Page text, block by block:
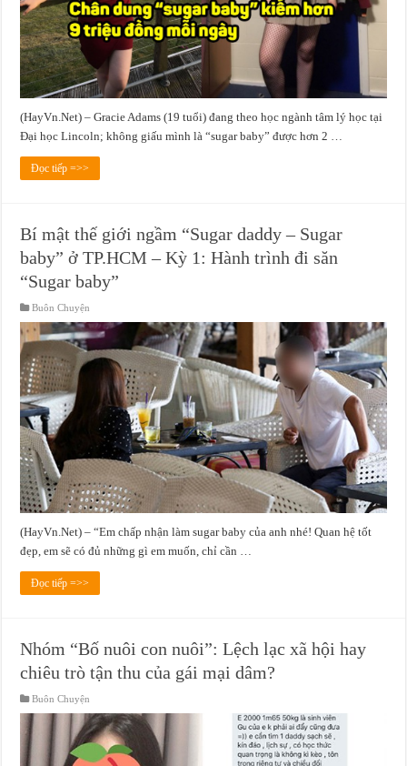
(HayVn.Net) – Gracie Adams (19 tuổi) đang theo học ngành tâm lý học tại
Đại học Lincoln; không giấu mình là “sugar baby” được hơn 2 …
Đọc tiếp =>>
Bí mật thế giới ngầm “Sugar daddy – Sugar
baby” ở TP.HCM – Kỳ 1: Hành trình đi săn
“Sugar baby”
Buôn Chuyện
(HayVn.Net) – “Em chấp nhận làm sugar baby của anh nhé! Quan hệ tốt
đẹp, em sẽ có đủ những gì em muốn, chỉ cần …
Đọc tiếp =>>
Nhóm “Bố nuôi con nuôi”: Lệch lạc xã hội hay
chiêu trò tận thu của gái mại dâm?
Buôn Chuyện